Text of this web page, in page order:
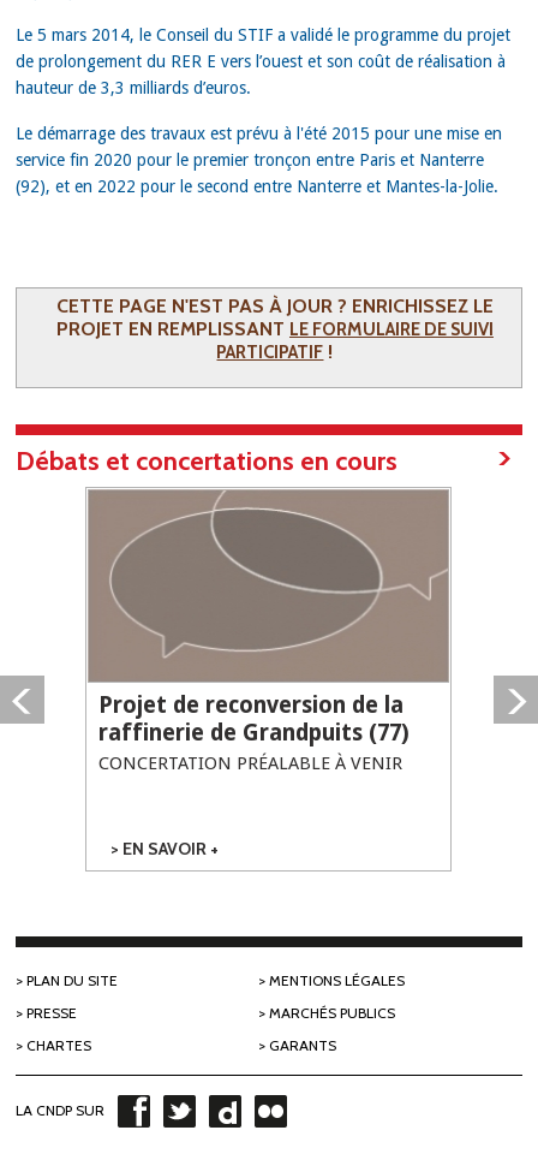
Le 5 mars 2014, le Conseil du STIF a validé le programme du projet
de prolongement du RER E vers l’ouest et son coût de réalisation à
hauteur de 3,3 milliards d’euros.
Le démarrage des travaux est prévu à l'été 2015 pour une mise en
service fin 2020 pour le premier tronçon entre Paris et Nanterre
(92), et en 2022 pour le second entre Nanterre et Mantes-la-Jolie.
CETTE PAGE N'EST PAS À JOUR ? ENRICHISSEZ LE
PROJET EN REMPLISSANT LE FORMULAIRE DE SUIVI
PARTICIPATIF !
Débats et concertations en cours
Projet de reconversion de la
raffinerie de Grandpuits (77)
CONCERTATION PRÉALABLE À VENIR
EN SAVOIR +
RECONVERSION
GRANDPUITS
PLAN DU SITE
MENTIONS LÉGALES
PRESSE
MARCHÉS PUBLICS
CHARTES
GARANTS
LA CNDP SUR